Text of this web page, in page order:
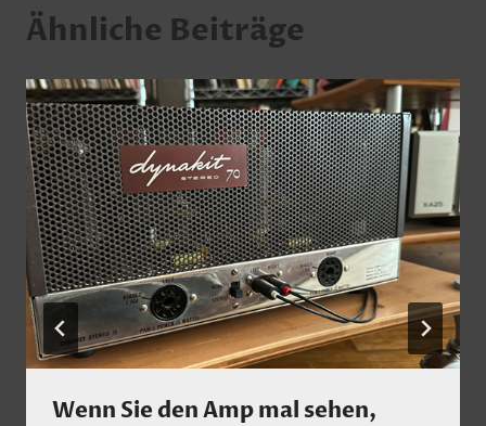
Ähnliche Beiträge
Wenn Sie den Amp mal sehen,